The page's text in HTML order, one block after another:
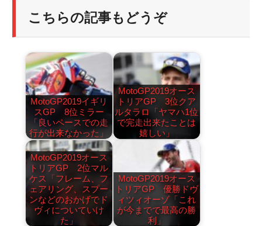
こちらの記事もどうぞ
MotoGP2019イギリ
スGP 8位ミラー
「良いペースでの走
行が出来なかった」
MotoGP2019オース
トリアGP 3位クア
ルタラロ「ヤマハ1位
で完走出来たことは
嬉しい」
MotoGP2019オース
トリアGP 2位マル
ケス「フレーム、フ
ェアリング、スプー
ンなどのおかげでド
ヴィについていけ
た」
MotoGP2019オース
トリアGP 優勝ドヴ
ィツィオーゾ「これ
が今までで最高の勝
利」